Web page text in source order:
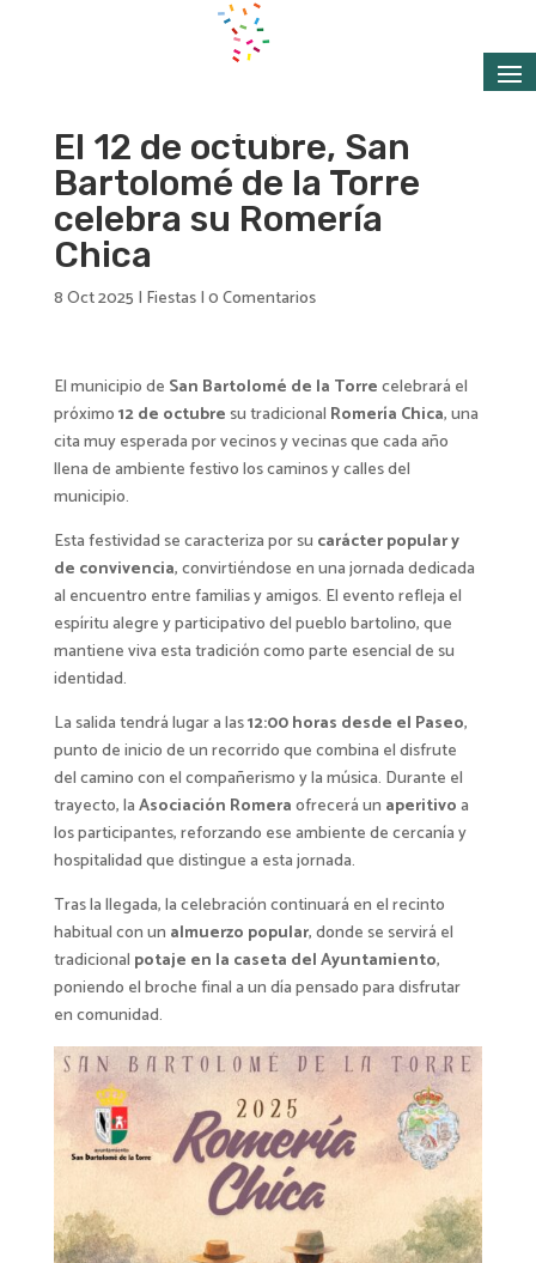
El 12 de octubre, San
Bartolomé de la Torre
celebra su Romería
Chica
8 Oct 2025 | Fiestas|0 Comentarios
El municipio de San Bartolomé de la Torrecelebrará el
próximo12 de octubresu tradicional Romería Chica, una
cita muy esperada por vecinos y vecinas que cada año
llena de ambiente festivo los caminos y calles del
municipio.
Esta festividad se caracteriza por su carácter popular y
de convivencia, convirtiéndose en una jornada dedicada
al encuentro entre familias y amigos. El evento refleja el
espíritu alegre y participativo del pueblo bartolino, que
mantiene viva esta tradición como parte esencial de su
identidad.
La salida tendrá lugar a las12:00 horas desde el Paseo,
punto de inicio de un recorrido que combina el disfrute
del camino con el compañerismo y la música. Durante el
trayecto, laAsociación Romeraofrecerá un aperitivoa
los participantes, reforzando ese ambiente de cercanía y
hospitalidad que distingue a esta jornada.
Tras la llegada, la celebración continuará en el recinto
habitual con un almuerzo popular, donde se servirá el
tradicional potaje en la caseta del Ayuntamiento,
poniendo el broche final a un día pensado para disfrutar
en comunidad.